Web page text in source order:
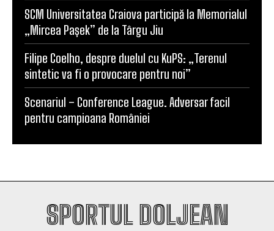
SCM Universitatea Craiova participă la Memorialul
„Mircea Pașek” de la Târgu Jiu
Filipe Coelho, despre duelul cu KuPS: „Terenul
sintetic va fi o provocare pentru noi”
Scenariul – Conference League. Adversar facil
pentru campioana României
SPORTUL DOLJEAN